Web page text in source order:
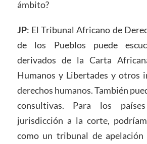
ámbito?
JP: El Tribunal Africano de
de los Pueblos puede
derivados de la Carta
Humanos y Libertades y otros
derechos humanos. También
consultivas. Para los
jurisdicción a la corte,
como un tribunal de